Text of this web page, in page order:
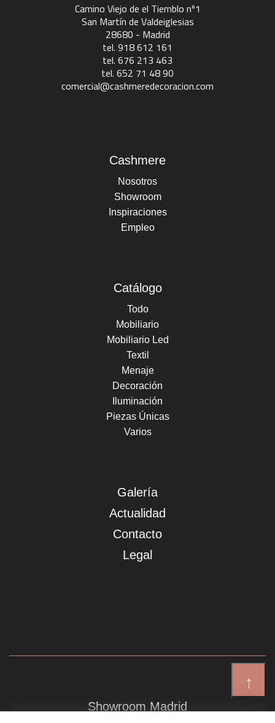
↑
Camino Viejo de el Tiemblo nº1
San Martín de Valdeiglesias
28680 - Madrid
tel. 918 612 161
tel. 676 213 463
tel. 652 71 48 90
comercial@cashmeredecoracion.com
Cashmere
Nosotros
Showroom
Inspiraciones
Empleo
Catálogo
Todo
Mobiliario
Mobiliario Led
Textil
Menaje
Decoración
Iluminación
Piezas Únicas
Varios
Galería
Actualidad
Contacto
Legal
Showroom Madrid